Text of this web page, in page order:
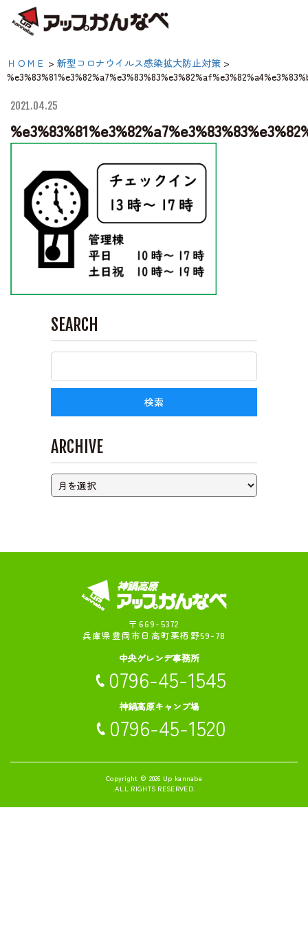
【公式】アップかんな
夏のスキー場も「かなり遊べる」！
神鍋高原キャンプ場
神鍋高原アクティビティ
交通アクセス
宿泊案内
神鍋高原体育館
ＨＯＭＥ > 新型コロナウイルス感染拡大防止対策 >
2021.04.25
SEARCH
ARCHIVE
〒669-5372
兵庫県豊岡市日高町栗栖野59-78
中央ゲレンデ事務所
0796-45-1545
神鍋高原キャンプ場
0796-45-1520
Copyright © 2026 Up kannabe
.ALL RIGHTS RESERVED.